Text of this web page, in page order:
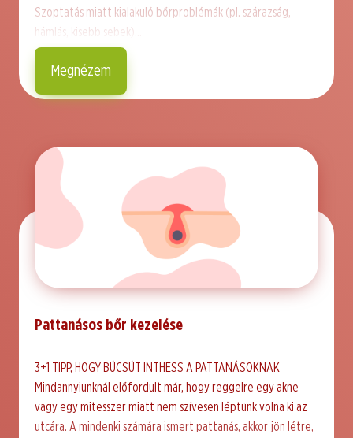
Szoptatás miatt kialakuló bőrproblémák (pl. szárazság,
hámlás, kisebb sebek)…
Megnézem
Pattanásos bőr kezelése
3+1 TIPP, HOGY BÚCSÚT INTHESS A PATTANÁSOKNAK
Mindannyiunknál előfordult már, hogy reggelre egy akne
vagy egy mitesszer miatt nem szívesen léptünk volna ki az
utcára. A mindenki számára ismert pattanás, akkor jön létre,